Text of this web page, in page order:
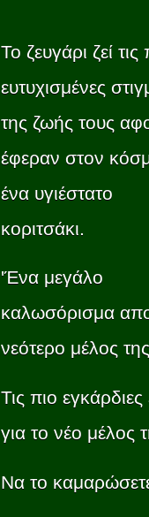
Το ζευγάρι ζεί τις
ευτυχισμένες
της ζωής τους
έφεραν στον
ένα υγιέστατο
κοριτσάκι.
'Ένα μεγάλο
καλωσόρισμα
νεότερο μέλος
Τις πιο
για το νέο μέλος
Να το